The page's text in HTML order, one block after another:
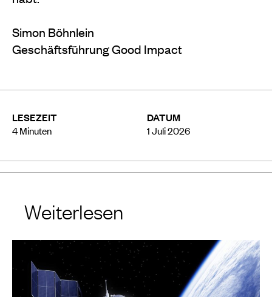
LESEZEIT
4Minuten
DATUM
1 Juli 2026
Simon Böhnlein
Geschäftsführung Good Impact
Weiterlesen